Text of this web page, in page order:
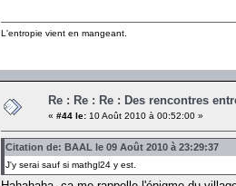
L'entropie vient en mangeant.
Re : Re : Re : Des rencontres
« #44 le: 10 Août 2010 à 00:52:00 »
Citation de: BAAL le 09 Août 2010 à 23:29:37
J'y serai sauf si mathgl24 y est.